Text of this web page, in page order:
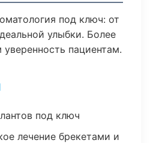
под ключ: от
улыбки. Более
пациентам.
под ключ
лечение брекетами и